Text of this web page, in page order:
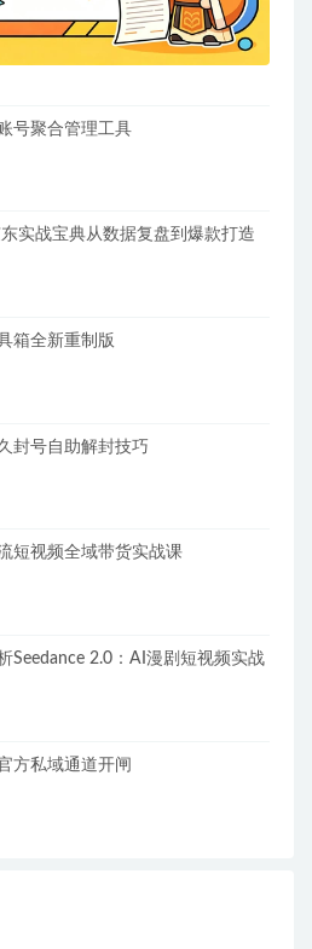
号聚合管理工具
实战宝典从数据复盘到爆款打造
箱全新重制版
封号自助解封技巧
短视频全域带货实战课
Seedance 2.0：AI漫剧短视频实战
方私域通道开闸